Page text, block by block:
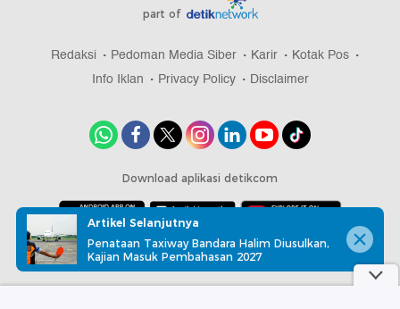
part of
Redaksi Pedoman Media Siber Karir
Kotak Pos
Info Iklan
Privacy Policy Disclaimer
Download aplikasi detikcom
Copyright @ 2026 detikcom, All right reserved
Artikel Selanjutnya
Penataan Taxiway Bandara Halim Diusulkan,
Kajian Masuk Pembahasan 2027